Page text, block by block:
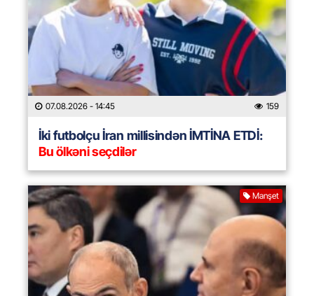
07.08.2026 - 14:45 159
İki futbolçu İran millisindən İMTİNA ETDİ:
Bu ölkəni seçdilər
Manşet